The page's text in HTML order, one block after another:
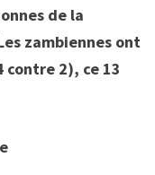
de la
zambiennes ont
2), ce 13